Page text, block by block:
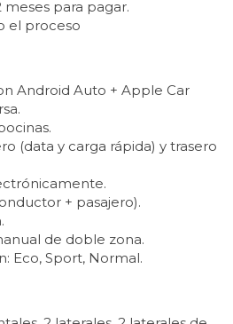
meses para pagar.
el proceso
Android Auto + Apple Car
(data y carga rápida) y trasero
+ pasajero).
de doble zona.
Eco, Sport, Normal.